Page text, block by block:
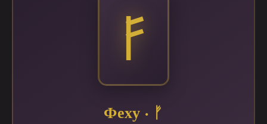
Феху · ᚠ